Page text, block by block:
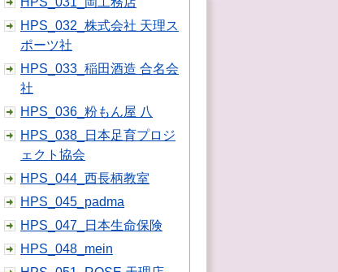
HPS_032_株式会社 天理ス
ポーツ社
HPS_033_稲田酒造 合名会
社
HPS_036_粉もん屋 八
HPS_038_日本足育プロジ
ェクト協会
HPS_044_西長柄教室
HPS_045_padma
HPS_047_日本生命保険
HPS_048_mein